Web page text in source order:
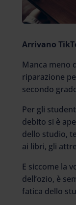
Arrivano
Manca meno
riparazione
secondo
Per gli
debito si è
dello studio,
ai libri, gli
E siccome la
dell’ozio, è
fatica dello